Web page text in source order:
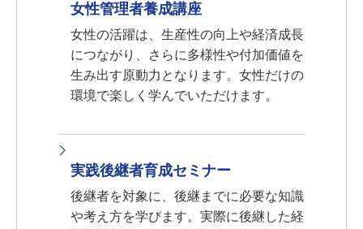
女性管理者養成講座
女性の活躍は、生産性の向上や経済成長
につながり、さらに多様性や付加価値を
生み出す原動力となります。女性だけの
環境で楽しく学んでいただけます。
実践後継者育成セミナー
後継者を対象に、後継までに必要な知識
や考え方を学びます。実際に後継した経